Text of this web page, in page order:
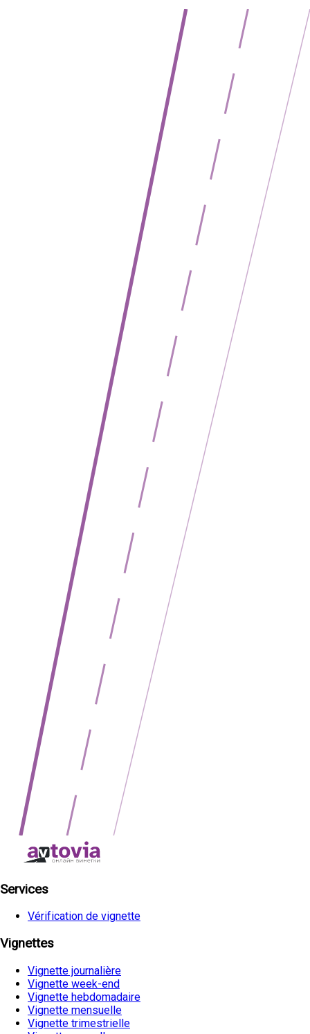
Services
Vérification de vignette
Vignettes
Vignette journalière
Vignette week-end
Vignette hebdomadaire
Vignette mensuelle
Vignette trimestrielle